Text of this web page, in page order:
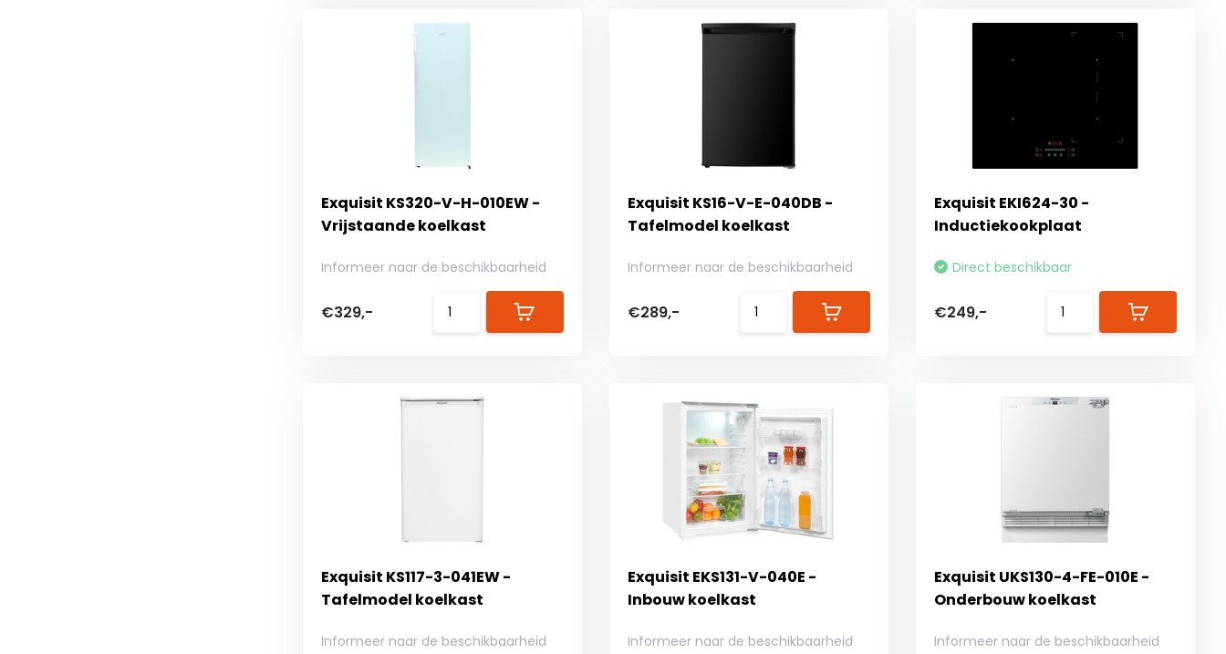
Exquisit KS320-V-H-010EW -
Vrijstaande koelkast
Informeer naar de beschikbaarheid
€329,-
Exquisit KS16-V-E-040DB -
Tafelmodel koelkast
Informeer naar de beschikbaarheid
€289,-
Exquisit EKI624-30 -
Inductiekookplaat
Direct beschikbaar
€249,-
Exquisit KS117-3-041EW -
Tafelmodel koelkast
Informeer naar de beschikbaarheid
Exquisit EKS131-V-040E -
Inbouw koelkast
Informeer naar de beschikbaarheid
Exquisit UKS130-4-FE-010E -
Onderbouw koelkast
Informeer naar de beschikbaarheid